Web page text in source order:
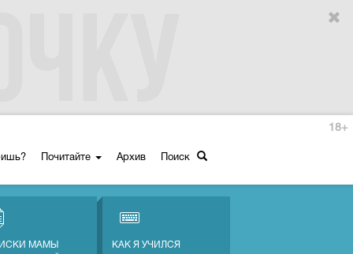
Почитайте Архив Поиск
18+
МАМЫ
КАК Я УЧИЛСЯ